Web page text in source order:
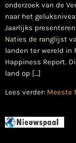
onderzoek van de
naar het
Jaarlijks
Naties de ranglijst
landen ter wereld in
Happiness Report.
land op […]
Lees verder: Meeste